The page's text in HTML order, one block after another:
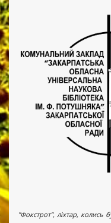
"Фокстрот", ліхтар, колись